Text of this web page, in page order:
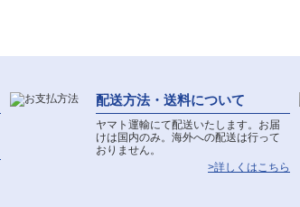
配送方法・送料について
ヤマト運輸にて配送いたします。お届
けは国内のみ。海外への配送は行って
おりません。
>詳しくはこちら